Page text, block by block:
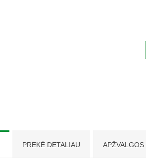
PREKĖ DETALIAU APŽVALGOS